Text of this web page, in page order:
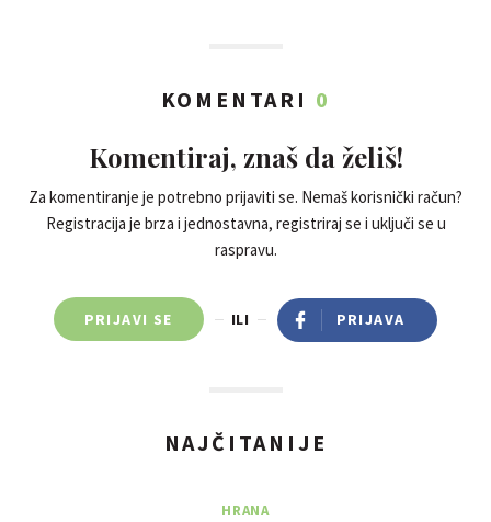
KOMENTARI 0
Komentiraj, znaš da želiš!
Za komentiranje je potrebno prijaviti se. Nemaš korisnički račun?
Registracija je brza i jednostavna, registriraj se i uključi se u
raspravu.
PRIJAVI SE ILI PRIJAVA
NAJČITANIJE
HRANA